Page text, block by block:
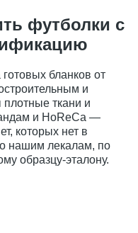
футболки с
бланков от
и
ткани и
и HoReCa —
которых нет в
нашим лекалам, по
образцу-эталону.